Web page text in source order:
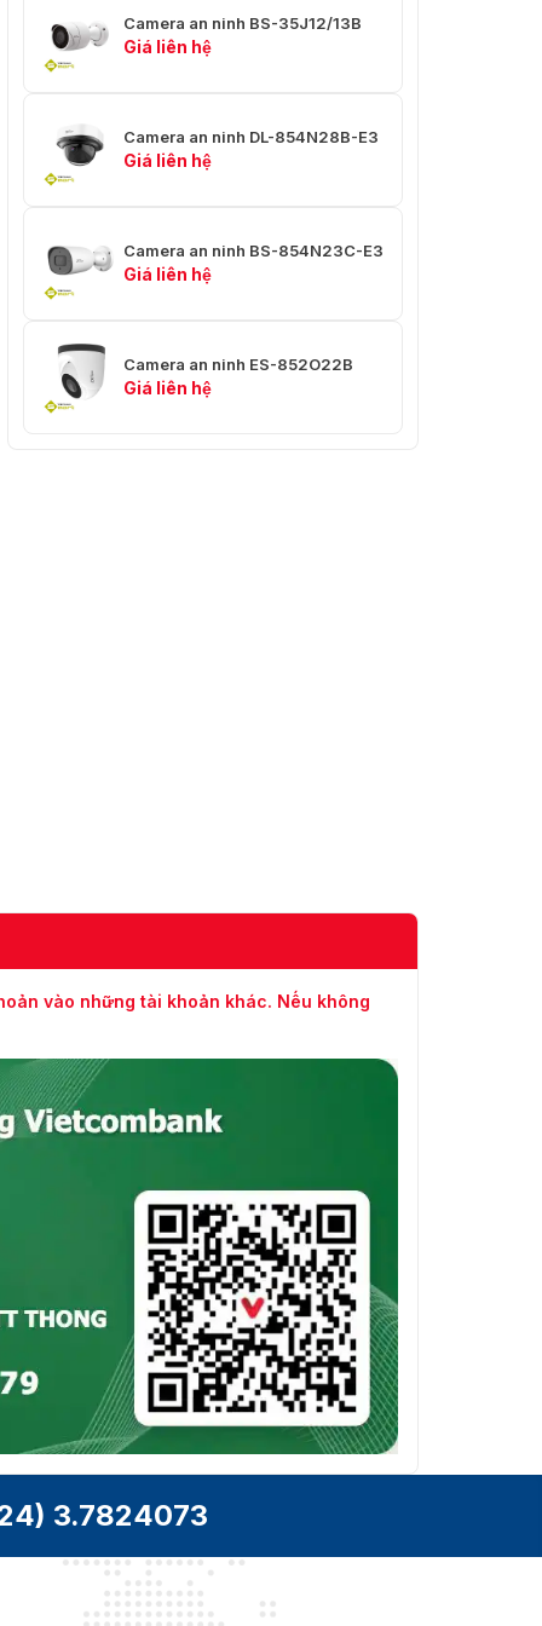
✅ Trọng lượng ⭐ 0.13KG
✅ Trọng lượng
Camera an ninh BS-35J12/13B
Giá liên hệ
Camera an ninh DL-854N28B-E3
Giá liên hệ
Camera an ninh BS-854N23C-E3
Giá liên hệ
Camera an ninh ES-852O22B
Giá liên hệ
vào những tài khoản khác. Nếu không
3.7824073